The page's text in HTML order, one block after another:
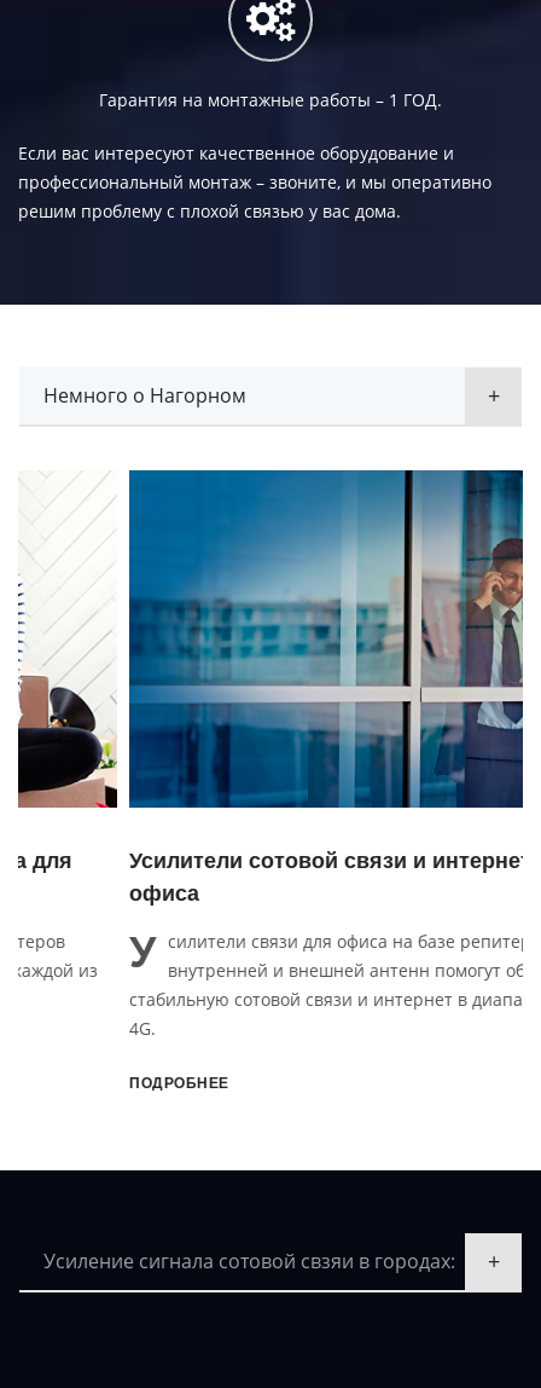
Гарантия на монтажные работы – 1 ГОД.
Если вас интересуют качественное оборудование и
профессиональный монтаж – звоните, и мы оперативно
решим проблему с плохой связью у вас дома.
Немного о Нагорном
Усилители сотовой связи и интернета для
У силители связи для офиса на базе репитера,
внутренней и внешней антенн помогут обеспечить
стабильную сотовой связи и интернет в диапазонах 3G и
Усиление сигнала сотовой свзяи в городах: